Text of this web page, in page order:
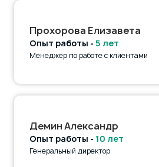
Прохорова Елизавета
Опыт работы - 5 лет
Менеджер по работе с клиентами
Демин Александр
Опыт работы - 10 лет
Генеральный директор